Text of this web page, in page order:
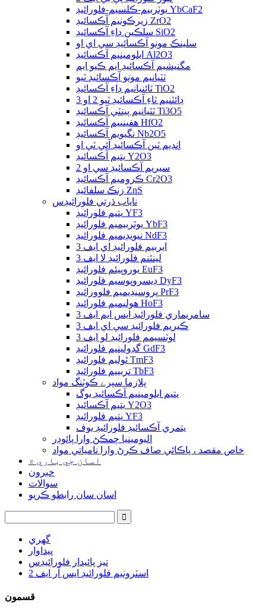
يوٽربيم-ڪلسيم-فلورائيڊ YbCaF2
زيرڪونيم آڪسائيڊ ZrO2
سلڪين ڊاءِ آڪسائيڊ SiO2
سلينڪ مونو آڪسائيڊ سي اي او
ايلومينيم آڪسائيڊ Al2O3
مگنيشيم آڪسائيڊ ايم ڪيو ايم
ٽٽيانيم مونو آڪسائيڊ ٽيو
ٽائنيانيم ڊاءِ آڪسائيڊ TiO2
ڊائٽنيم ٽاءِ آڪسائيڊ ٽيو 2 او 3
ٽٽيانيم پينٽي آڪسائيڊ Ti3O5
هفينييم آڪسائيڊ HfO2
نگيويم آڪسائيڊ Nb2O5
انڊيم ٽين آڪسائيڊ آئي ٽي او
يتيم آڪسائيڊ Y2O3
سيريم آڪسائيڊ سي او 2
ڪروميم آڪسائيڊ Cr2O3
زنڪ سلفائيڊ ZnS
ناياب ڌرتي فلورائيڊس
يتيم فلورائيڊ YF3
يوٽربيميم فلورائيڊ YbF3
نيويڊيميم فلورائيڊ NdF3
ايربيم فلورائيڊ اي ايف 3
لينٿنم فلورائيڊ لا ايف 3
يوروپيئم فلورائيڊ EuF3
ڊيسروپوسيم فلورائيڊ DyF3
پروسيڊيميم فلوورائيڊ PrF3
هوليميم فلورائيڊ HoF3
سامريماري فلورائيڊ ايس ايم ايف 3
ڪيريم فلورائيڊ سي اي ايف 3
لوٽسيمم فلورائيڊ لو ايف 3
گڊولينيم فلورائيڊ GdF3
ٿوليم فلورائيڊ TmF3
تربييم فلورائيڊ TbF3
پلازما سپرے ڪوٽنگ مواد
يتيم ايلومينيم آڪسائيڊ يوگ
يتيم آڪسائيڊ Y2O3
يتيم فلورائيڊ YF3
يتمري آڪسائيڊ فلورائيڊ يوف
اليومينيا چمڪڻ وارا پائوڊر
خاص مقصد ، پاڪائي صاف ڪرڻ وارا نامياتي مواد
اسان جي باري ۾
خبرون
سوالات
اسان سان رابطو ڪريو
گهري
پيداوار
تيز پائيدار فلورائيڊس
اسٽرونيم فلورائيڊ ايس آر ايف 2
قسمون